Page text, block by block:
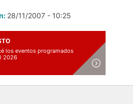
28/11/2007 - 10:25
los eventos programados
2026